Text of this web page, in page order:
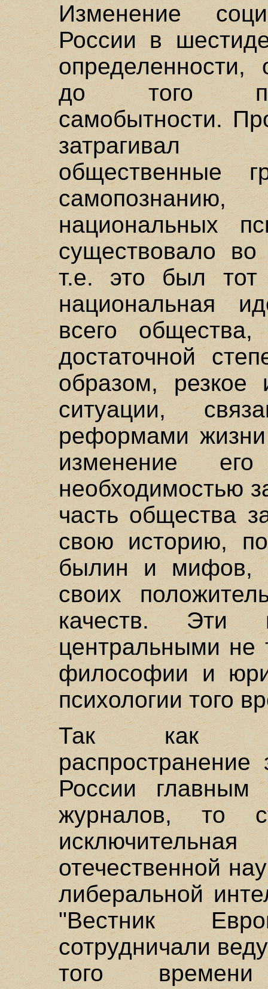
Изменение
России в
определенности,
до того
самобытности.
затрагивал
общественные
национальных
существовало
т.е. это был тот
национальная
всего
достаточной
образом, резкое
ситуации,
реформами
изменение
необходимостью
часть общества
свою историю,
былин и мифов,
своих
качеств. Эти
центральными не
философии и
психологии того
Так как
России
журналов, то
отечественной
либеральной
"Вестник
сотрудничали
того